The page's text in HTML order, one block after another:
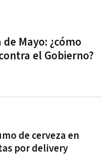
de Mayo: ¿cómo
el Gobierno?
de cerveza en
por delivery